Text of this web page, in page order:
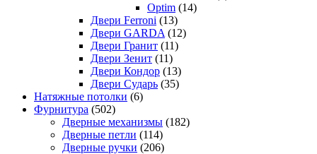
Optim (14)
Двери Ferroni (13)
Двери GARDA (12)
Двери Гранит (11)
Двери Зенит (11)
Двери Кондор (13)
Двери Сударь (35)
Натяжные потолки (6)
Фурнитура (502)
Дверные механизмы (182)
Дверные петли (114)
Дверные ручки (206)